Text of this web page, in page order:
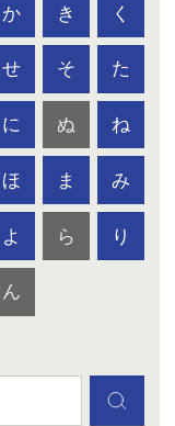
か き く
せ そ た
に ぬ ね
ほ ま み
よ ら り
ん